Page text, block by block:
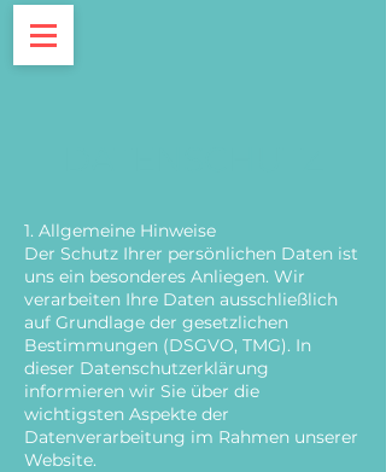
1. Allgemeine Hinweise
Der Schutz Ihrer persönlichen Daten ist
uns ein besonderes Anliegen. Wir
verarbeiten Ihre Daten ausschließlich
auf Grundlage der gesetzlichen
Bestimmungen (DSGVO, TMG). In
dieser Datenschutzerklärung
informieren wir Sie über die
wichtigsten Aspekte der
Datenverarbeitung im Rahmen unserer
Website.